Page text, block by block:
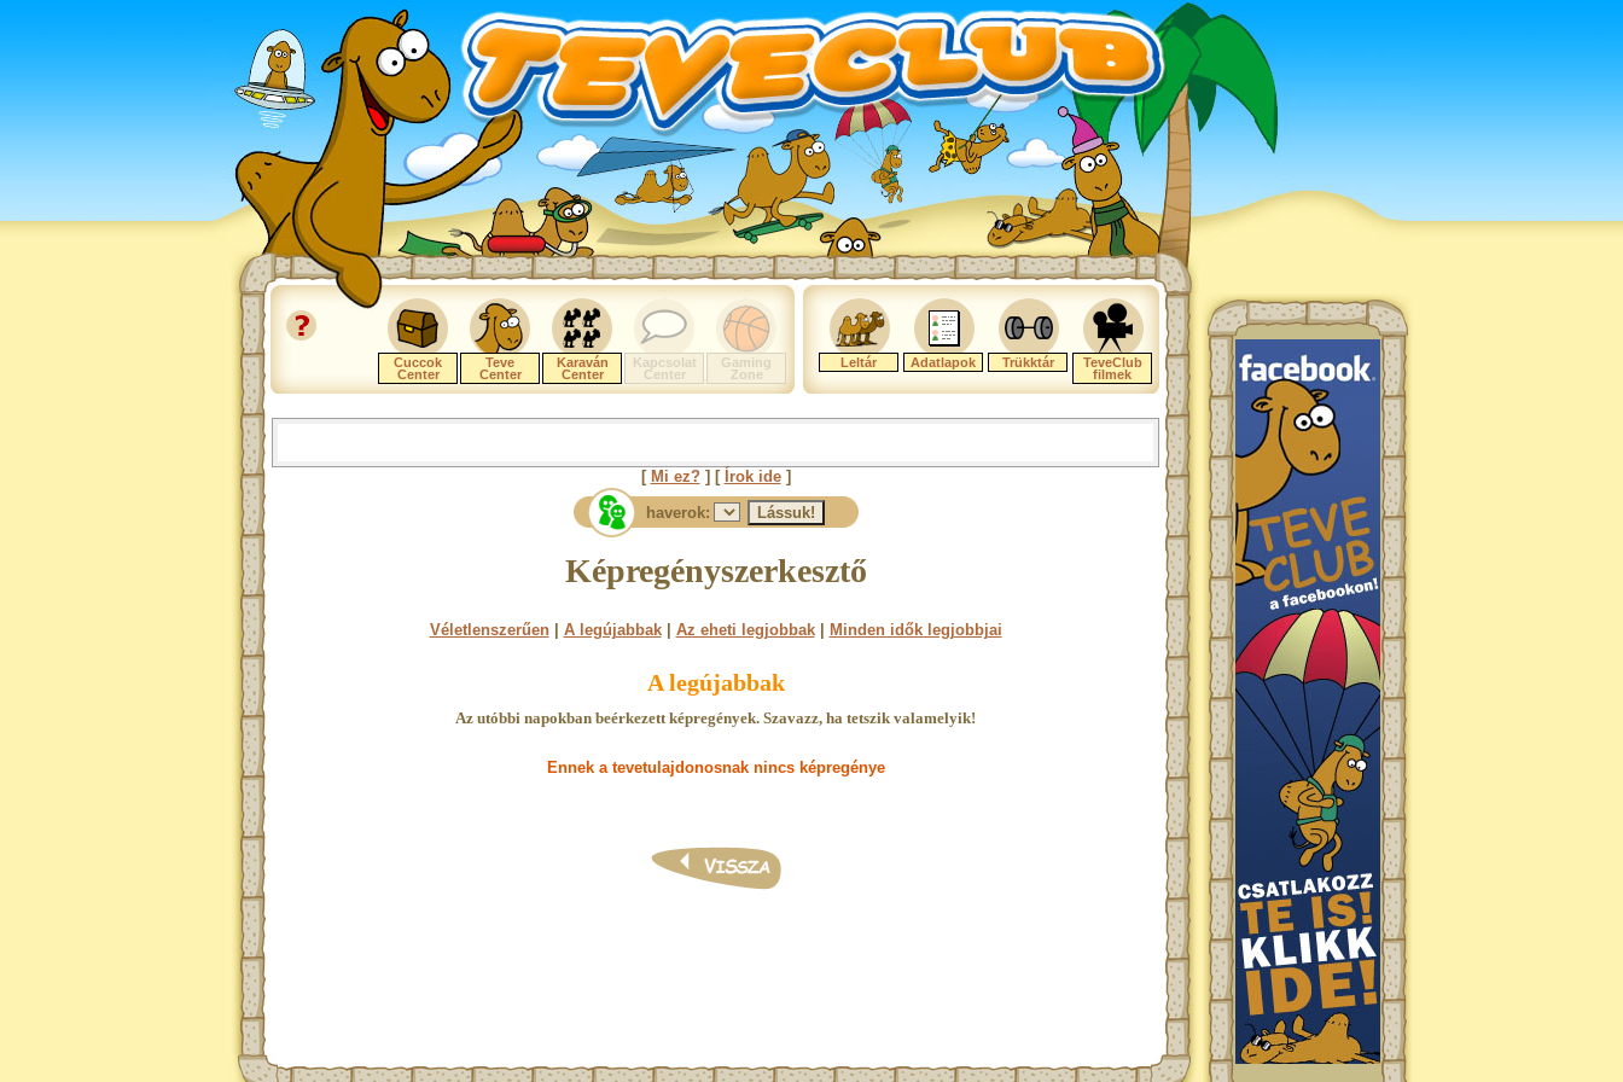
Cuccok
Center
Teve
Center
Karaván
Center
Kapcsolat
Center
Gaming
Zone
Leltár Adatlapok Trükktár
TeveClub
filmek
[ Mi ez?] [ Írok ide]
haverok:
Képregényszerkesztő
Véletlenszerűen| A legújabbak| Az eheti legjobbak| Minden idők legjobbjai
A legújabbak
Az utóbbi napokban beérkezett képregények. Szavazz, ha tetszik valamelyik!
Ennek a tevetulajdonosnak nincs képregénye